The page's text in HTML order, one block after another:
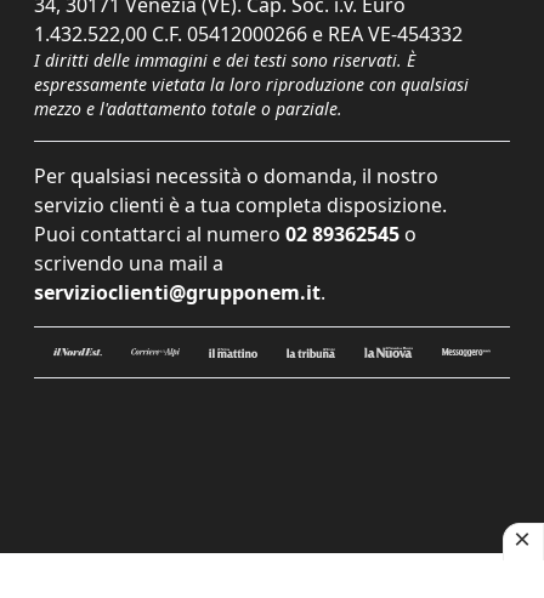
1.432.522,00 C.F. 05412000266 e REA VE-454332
I diritti delle immagini e dei testi sono riservati. È
espressamente vietata la loro riproduzione con qualsiasi
mezzo e l'adattamento totale o parziale.
Per qualsiasi necessità o domanda, il nostro
servizio clienti è a tua completa disposizione.
Puoi contattarci al numero 02 89362545 o
scrivendo una mail a
servizioclienti@grupponem.it.